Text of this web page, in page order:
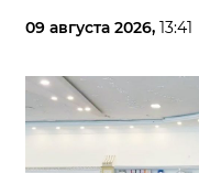
09 августа 2026, 13:41